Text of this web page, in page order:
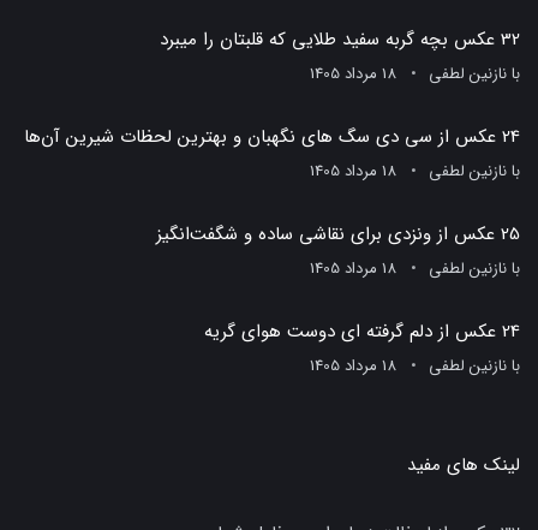
32 عکس بچه گربه سفید طلایی که قلبتان را میبرد
بانازنین لطفی 18 مرداد 1405
24 عکس از سی دی سگ های نگهبان و بهترین لحظات شیرین آن‌ها
بانازنین لطفی 18 مرداد 1405
25 عکس از ونزدی برای نقاشی ساده و شگفت‌انگیز
بانازنین لطفی 18 مرداد 1405
24 عکس از دلم گرفته ای دوست هوای گریه
بانازنین لطفی 18 مرداد 1405
لینک های مفید